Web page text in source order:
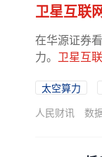
卫星互联
在华源证券
力。 卫星互
太空算力
人民财讯
数